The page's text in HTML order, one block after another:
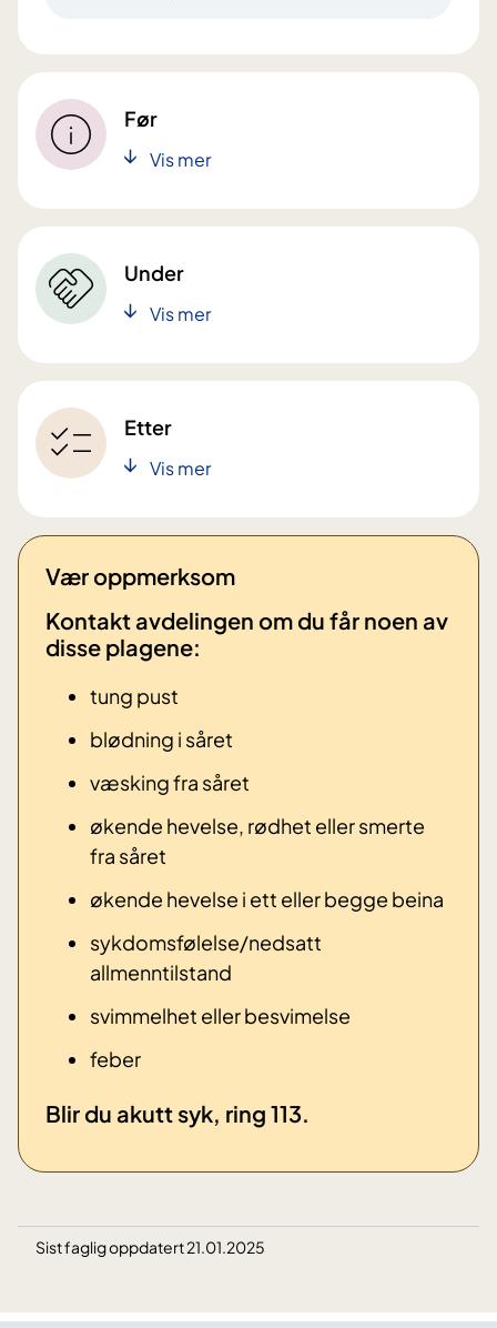
Før
Vis mer
Under
Vis mer
Etter
Vis mer
Vær oppmerksom
Kontakt avdelingen om du får noen av
disse plagene: ​
tung pust
blødning i såret
væsking fra såret
økende hevelse, rødhet eller smerte
fra såret
økende hevelse i ett eller begge beina
sykdomsfølelse/nedsatt
allmenntilstand
svimmelhet eller besvimelse
​feber
​Blir du akutt syk, ring 113.
Sist faglig oppdatert 21.01.2025